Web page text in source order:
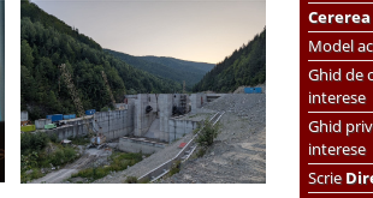
Model
Ghid de
interese
Ghid
interese
Scrie